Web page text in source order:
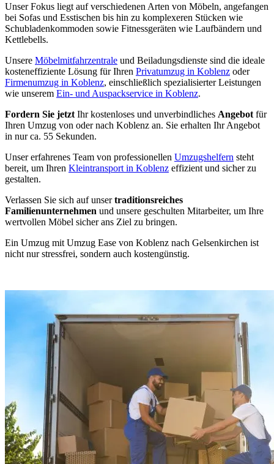
Unser Fokus liegt auf verschiedenen Arten von Möbeln, angefangen
bei Sofas und Esstischen bis hin zu komplexeren Stücken wie
Schubladenkommoden sowie Fitnessgeräten wie Laufbändern und
Kettlebells.
Unsere Möbelmitfahrzentrale und Beiladungsdienste sind die ideale
kosteneffiziente Lösung für Ihren Privatumzug in Koblenz oder
Firmenumzug in Koblenz, einschließlich spezialisierter Leistungen
wie unserem Ein- und Auspackservice in Koblenz.
Fordern Sie jetzt Ihr kostenloses und unverbindliches Angebot für
Ihren Umzug von oder nach Koblenz an. Sie erhalten Ihr Angebot
in nur ca. 55 Sekunden.
Unser erfahrenes Team von professionellen Umzugshelfern steht
bereit, um Ihren Kleintransport in Koblenz effizient und sicher zu
gestalten.
Verlassen Sie sich auf unsertraditionsreiches
Familienunternehmen und unsere geschulten Mitarbeiter, um Ihre
wertvollen Möbel sicher ans Ziel zu bringen.
Ein Umzug mit Umzug Ease von Koblenz nach Gelsenkirchen ist
nicht nur stressfrei, sondern auch kostengünstig.